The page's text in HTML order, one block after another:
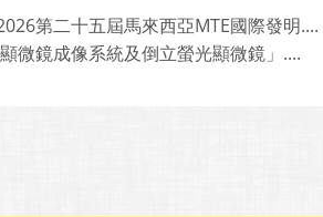
第二十五屆馬來西亞MTE國際發明....
微鏡成像系統及倒立螢光顯微鏡」....